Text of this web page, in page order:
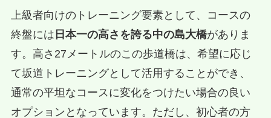
上級者向けのトレーニング要素として、コースの
終盤には 日本一の高さを誇る中の島大橋がありま
す。高さ27メートルのこの歩道橋は、希望に応じ
て坂道トレーニングとして活用することができ、
通常の平坦なコースに変化をつけたい場合の良い
オプションとなっています。ただし、初心者の方